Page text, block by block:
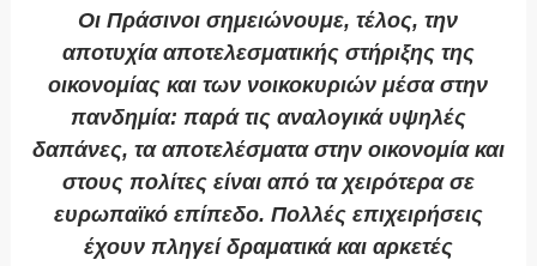
Οι Πράσινοι σημειώνουμε, τέλος, την
αποτυχία αποτελεσματικής στήριξης της
οικονομίας και των νοικοκυριών μέσα στην
πανδημία: παρά τις αναλογικά υψηλές
δαπάνες, τα αποτελέσματα στην οικονομία και
στους πολίτες είναι από τα χειρότερα σε
ευρωπαϊκό επίπεδο. Πολλές επιχειρήσεις
έχουν πληγεί δραματικά και αρκετές